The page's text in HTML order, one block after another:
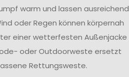
warm und lassen ausreichend
oder Regen können körpernah
einer wetterfesten Außenjacke
oder Outdoorweste ersetzt
Rettungsweste.